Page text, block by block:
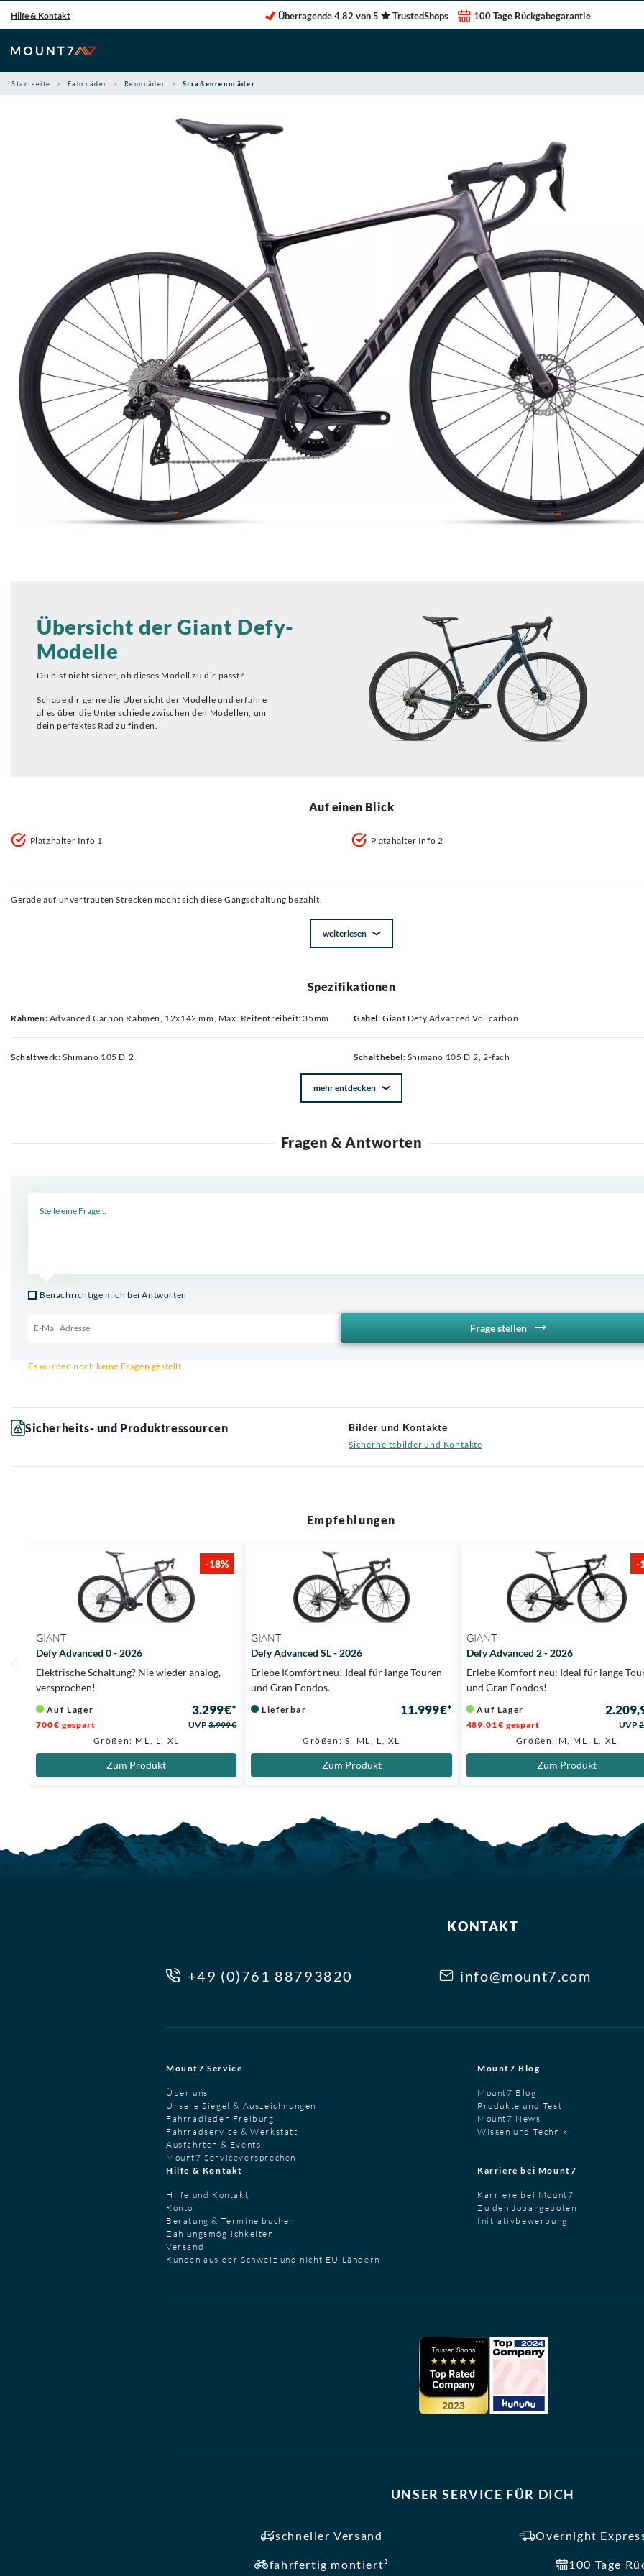
Inhalt
springen
Hilfe & Kontakt Überragende 4,82 von 5 TrustedShops 100 Tage Rückgabegarantie
Startseite Fahrräder Rennräder Straßenrennräder
Übersicht der Giant Defy-
Modelle
Du bist nicht sicher, ob dieses Modell zu dir passt?
Schaue dir gerne die Übersicht der Modelle und erfahre
alles über die Unterschiede zwischen den Modellen, um
dein perfektes Rad zu finden.
Auf einen Blick
Platzhalter Info 1 Platzhalter Info 2
Gerade auf unvertrauten Strecken macht sich diese Gangschaltung bezahlt.
weiterlesen
Spezifikationen
Rahmen: Advanced Carbon Rahmen, 12x142 mm, Max. Reifenfreiheit: 35mm Gabel: Giant Defy Advanced Vollcarbon
Schaltwerk: Shimano 105 Di2 Schalthebel: Shimano 105 Di2, 2-fach
mehr entdecken
Fragen & Antworten
Benachrichtige mich bei Antworten
Frage stellen
Es wurden noch keine Fragen gestellt.
Sicherheits- und Produktressourcen Bilder und Kontakte
Sicherheitsbilder und Kontakte
Empfehlungen
-18%
GIANT
Defy Advanced 0 - 2026
Elektrische Schaltung? Nie wieder analog,
versprochen!
Auf Lager 3.299 €*
700 € gespart UVP3.999 €
Größen: ML, L, XL
Zum Produkt
GIANT
Defy Advanced SL - 2026
Erlebe Komfort neu! Ideal für lange Touren
und Gran Fondos.
Lieferbar 11.999 €*
Größen: S, ML, L, XL
Zum Produkt
-
GIANT
Defy Advanced 2 - 2026
Erlebe Komfort neu: Ideal für lange
und Gran Fondos!
Auf Lager
489,01 € gespart UVP
Größen: M, ML, L, XL
Zum Produkt
KONTAKT
+49 (0)761 88793820 info@mount7.com
Mount7 Service
Über uns
Unsere Siegel & Auszeichnungen
Fahrradladen Freiburg
Fahrradservice & Werkstatt
Ausfahrten & Events
Mount7 Serviceversprechen
Mount7 Blog
Mount7 Blog
Produkte und Test
Mount7 News
Wissen und Technik
Hilfe & Kontakt
Hilfe und Kontakt
Konto
Beratung & Termine buchen
Zahlungsmöglichkeiten
Versand
Kunden aus der Schweiz und nicht EU Ländern
Karriere bei Mount7
Karriere bei Mount7
Zu den Jobangeboten
Initiativbewerbung
UNSER SERVICE FÜR DICH
schneller Versand Overnight
fahrfertig montiert³ 100 Tage